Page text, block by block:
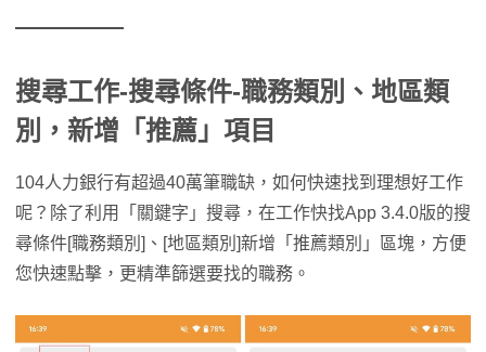
搜尋工作-搜尋條件-職務類別、地區類
別，新增「推薦」項目
104人力銀行有超過40萬筆職缺，如何快速找到理想好工作
呢？除了利用「關鍵字」搜尋，在工作快找App 3.4.0版的搜
尋條件[職務類別]、[地區類別]新增「推薦類別」區塊，方便
您快速點擊，更精準篩選要找的職務。